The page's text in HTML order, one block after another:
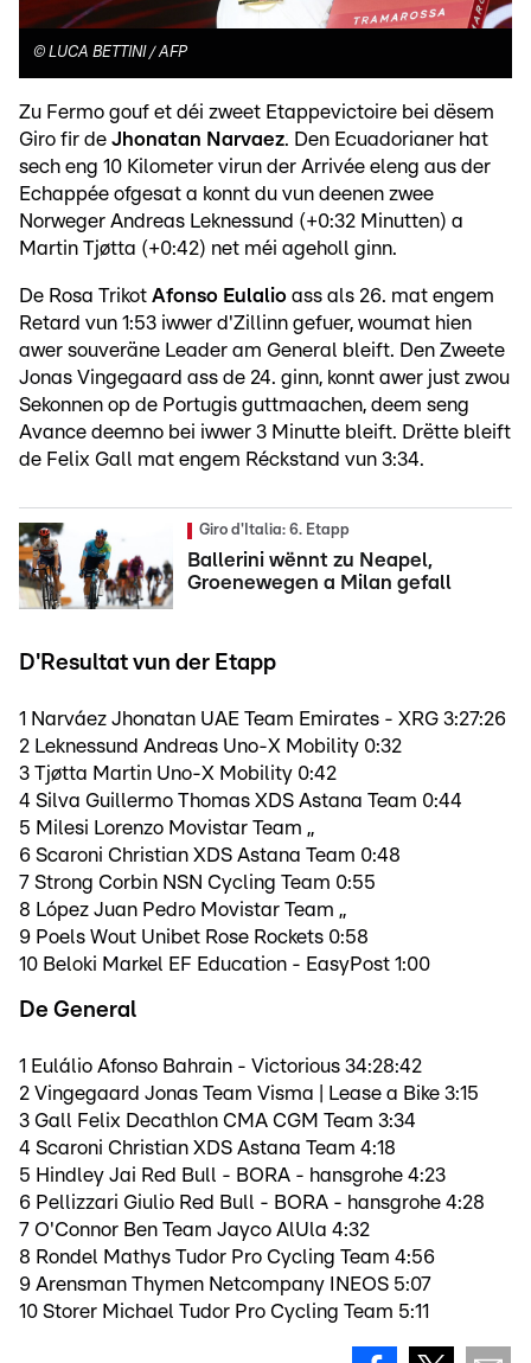
© LUCA BETTINI / AFP
Zu Fermo gouf et déi zweet Etappevictoire bei dësem
Giro fir de Jhonatan Narvaez. Den Ecuadorianer hat
sech eng 10 Kilometer virun der Arrivée eleng aus der
Echappée ofgesat a konnt du vun deenen zwee
Norweger Andreas Leknessund (+0:32 Minutten) a
Martin Tjøtta (+0:42) net méi ageholl ginn.
De Rosa Trikot Afonso Eulalio ass als 26. mat engem
Retard vun 1:53 iwwer d'Zillinn gefuer, woumat hien
awer souveräne Leader am General bleift. Den Zweete
Jonas Vingegaard ass de 24. ginn, konnt awer just zwou
Sekonnen op de Portugis guttmaachen, deem seng
Avance deemno bei iwwer 3 Minutte bleift. Drëtte bleift
de Felix Gall mat engem Réckstand vun 3:34.
Giro d'Italia: 6. Etapp
Ballerini wënnt zu Neapel,
Groenewegen a Milan gefall
D'Resultat vun der Etapp
1 Narváez Jhonatan UAE Team Emirates - XRG 3:27:26
2 Leknessund Andreas Uno-X Mobility 0:32
3 Tjøtta Martin Uno-X Mobility 0:42
4 Silva Guillermo Thomas XDS Astana Team 0:44
5 Milesi Lorenzo Movistar Team ,,
6 Scaroni Christian XDS Astana Team 0:48
7 Strong Corbin NSN Cycling Team 0:55
8 López Juan Pedro Movistar Team ,,
9 Poels Wout Unibet Rose Rockets 0:58
10 Beloki Markel EF Education - EasyPost 1:00
De General
1 Eulálio Afonso Bahrain - Victorious 34:28:42
2 Vingegaard Jonas Team Visma | Lease a Bike 3:15
3 Gall Felix Decathlon CMA CGM Team 3:34
4 Scaroni Christian XDS Astana Team 4:18
5 Hindley Jai Red Bull - BORA - hansgrohe 4:23
6 Pellizzari Giulio Red Bull - BORA - hansgrohe 4:28
7 O'Connor Ben Team Jayco AlUla 4:32
8 Rondel Mathys Tudor Pro Cycling Team 4:56
9 Arensman Thymen Netcompany INEOS 5:07
10 Storer Michael Tudor Pro Cycling Team 5:11